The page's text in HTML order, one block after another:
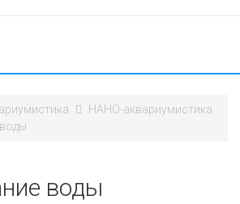
НАНО-аквариумистика
воды